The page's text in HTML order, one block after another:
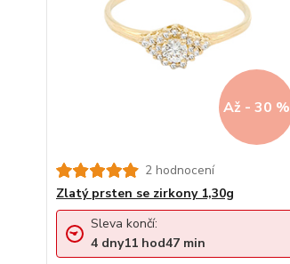
Až - 30 %
2 hodnocení
Zlatý prsten se zirkony 1,30g
Sleva končí:
4 dny11 hod47 min